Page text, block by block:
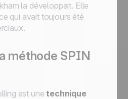
la développait. Elle
qui avait toujours été
méthode SPIN
est unetechnique